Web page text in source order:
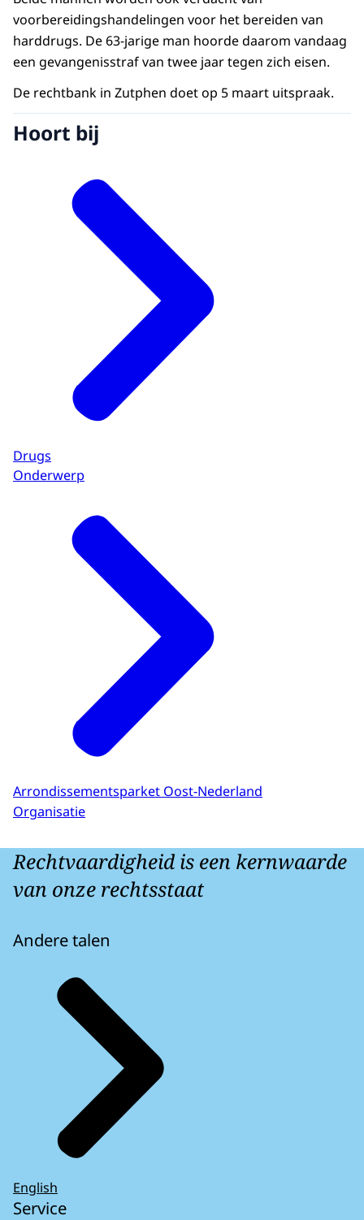
voorbereidingshandelingen voor het bereiden van
harddrugs. De 63-jarige man hoorde daarom vandaag
een gevangenisstraf van twee jaar tegen zich eisen.
De rechtbank in Zutphen doet op 5 maart uitspraak.
Hoort bij
Drugs
Onderwerp
Arrondissementsparket Oost-Nederland
Organisatie
Rechtvaardigheid is een kernwaarde
van onze rechtsstaat
Andere talen
English
Service